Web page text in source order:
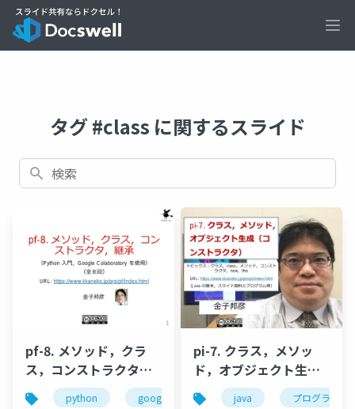
タグ #class に関するスライド
検索
pf-8. メソッド，クラ
ス，コンストラクタ，
継承
python google colaboratory クラス
pi-7. クラス，メソッ
ド，オブジェクト生成
（コンストラクタ）
java プログラミン